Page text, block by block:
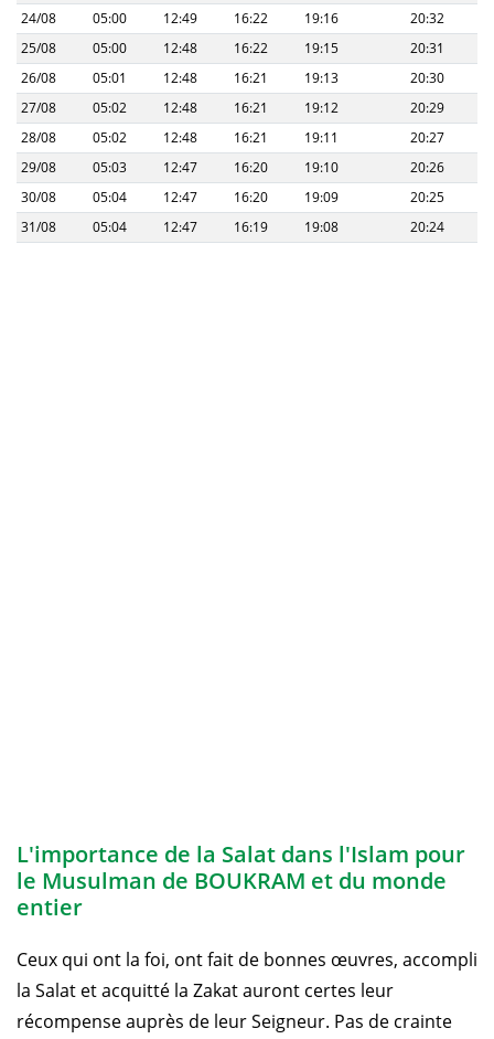
24/08
05:00 12:49 16:22 19:16
20:32
25/08
05:00 12:48 16:22 19:15
20:31
26/08
05:01 12:48 16:21 19:13
20:30
27/08
05:02 12:48 16:21 19:12
20:29
28/08
05:02 12:48 16:21 19:11
20:27
29/08
05:03 12:47 16:20 19:10
20:26
30/08
05:04 12:47 16:20 19:09
20:25
31/08
05:04 12:47 16:19 19:08 20:24
L'importance de la Salat dans l'Islam pour
le Musulman de BOUKRAM et du monde
entier
Ceux qui ont la foi, ont fait de bonnes œuvres, accompli
la Salat et acquitté la Zakat auront certes leur
récompense auprès de leur Seigneur. Pas de crainte